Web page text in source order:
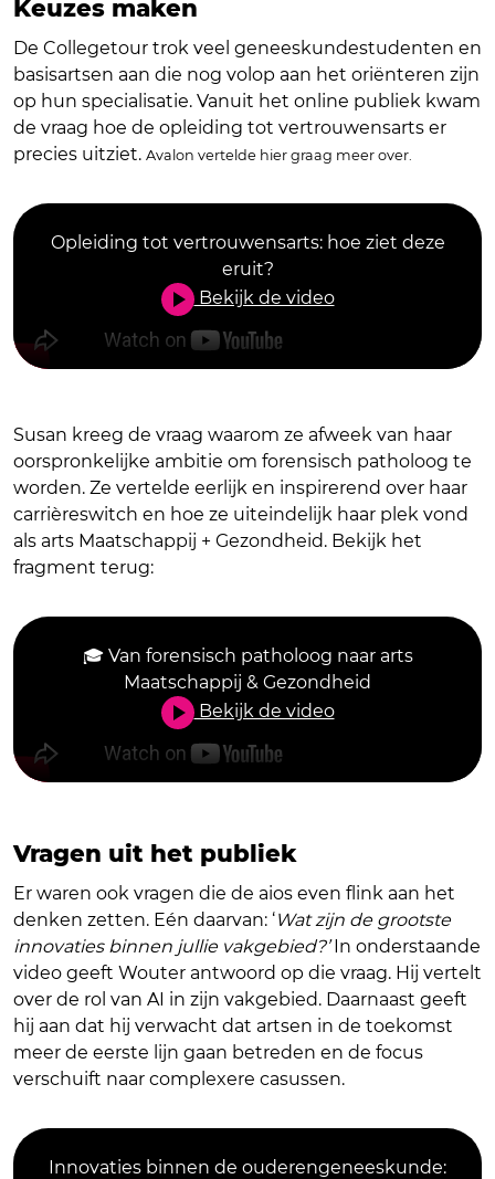
Keuzes maken
De Collegetour trok veel geneeskundestudenten en
basisartsen aan die nog volop aan het oriënteren zijn
op hun specialisatie. Vanuit het online publiek kwam
de vraag hoe de opleiding tot vertrouwensarts er
precies uitziet. Avalon vertelde hier graag meer over.
Opleiding tot vertrouwensarts: hoe ziet deze
eruit?
Bekijk de video
Susan kreeg de vraag waarom ze afweek van haar
oorspronkelijke ambitie om forensisch patholoog te
worden. Ze vertelde eerlijk en inspirerend over haar
carrièreswitch en hoe ze uiteindelijk haar plek vond
als arts Maatschappij + Gezondheid. Bekijk het
fragment terug:
🎓 Van forensisch patholoog naar arts
Maatschappij & Gezondheid
Bekijk de video
Vragen uit het publiek
Er waren ook vragen die de aios even flink aan het
denken zetten. Eén daarvan: ‘Wat zijn de grootste
innovaties binnen jullie vakgebied?’In onderstaande
video geeft Wouter antwoord op die vraag. Hij vertelt
over de rol van AI in zijn vakgebied. Daarnaast geeft
hij aan dat hij verwacht dat artsen in de toekomst
meer de eerste lijn gaan betreden en de focus
verschuift naar complexere casussen.
Innovaties binnen de ouderengeneeskunde: